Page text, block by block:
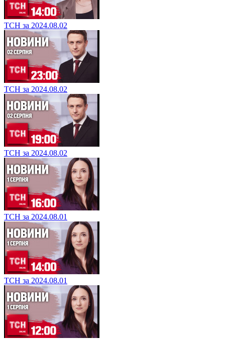
ТСН за 2024.08.02
ТСН за 2024.08.02
ТСН за 2024.08.02
ТСН за 2024.08.01
ТСН за 2024.08.01